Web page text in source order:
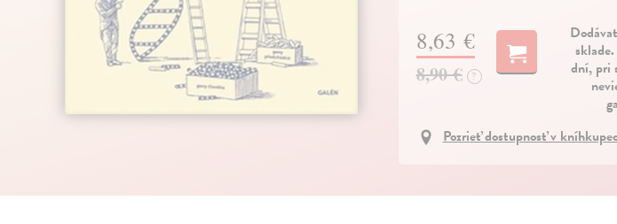
8,63 €
8,90 € ?
dní, pri
Pozrieť dostupnosť v